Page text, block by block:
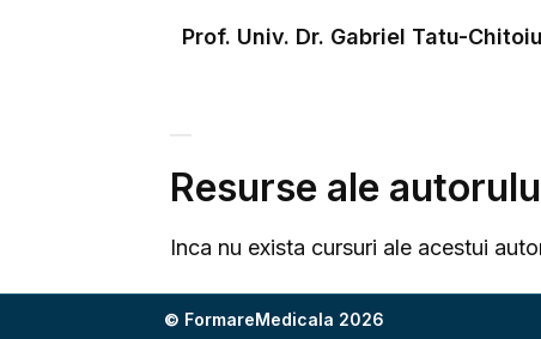
Prof. Univ. Dr. Gabriel Tatu-Chitoiu
Resurse ale
Inca nu exista cursuri ale acestui
© FormareMedicala 2026